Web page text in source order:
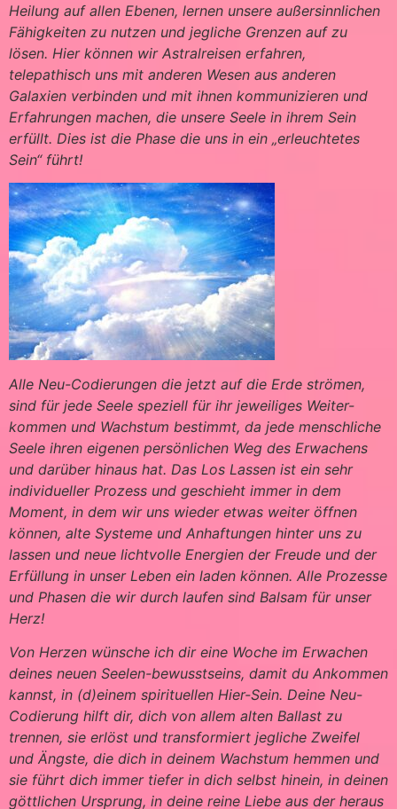
Heilung auf allen Ebenen, lernen unsere außersinnlichen
Fähigkeiten zu nutzen und jegliche Grenzen auf zu
lösen. Hier können wir Astralreisen erfahren,
telepathisch uns mit anderen Wesen aus anderen
Galaxien verbinden und mit ihnen kommunizieren und
Erfahrungen machen, die unsere Seele in ihrem Sein
erfüllt. Dies ist die Phase die uns in ein „erleuchtetes
Sein“ führt!
Alle Neu-Codierungen die jetzt auf die Erde strömen,
sind für jede Seele speziell für ihr jeweiliges Weiter-
kommen und Wachstum bestimmt, da jede menschliche
Seele ihren eigenen persönlichen Weg des Erwachens
und darüber hinaus hat. Das Los Lassen ist ein sehr
individueller Prozess und geschieht immer in dem
Moment, in dem wir uns wieder etwas weiter öffnen
können, alte Systeme und Anhaftungen hinter uns zu
lassen und neue lichtvolle Energien der Freude und der
Erfüllung in unser Leben ein laden können. Alle Prozesse
und Phasen die wir durch laufen sind Balsam für unser
Herz!
Von Herzen wünsche ich dir eine Woche im Erwachen
deines neuen Seelen-bewusstseins, damit du Ankommen
kannst, in (d)einem spirituellen Hier-Sein. Deine Neu-
Codierung hilft dir, dich von allem alten Ballast zu
trennen, sie erlöst und transformiert jegliche Zweifel
und Ängste, die dich in deinem Wachstum hemmen und
sie führt dich immer tiefer in dich selbst hinein, in deinen
göttlichen Ursprung, in deine reine Liebe aus der heraus